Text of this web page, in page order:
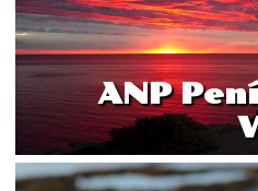
ANP